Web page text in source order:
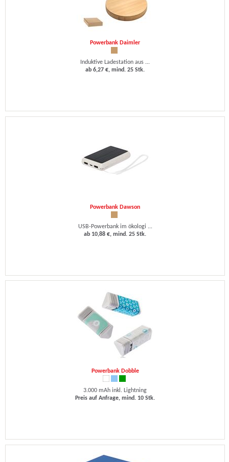
Powerbank Daimler
Induktive Ladestation aus ...
ab 6,27 €, mind. 25 Stk.
Powerbank Dawson
USB-Powerbank im ökologi ...
ab 10,88 €, mind. 25 Stk.
Powerbank Dobble
3.000 mAh inkl. Lightning
Preis auf Anfrage, mind. 10 Stk.